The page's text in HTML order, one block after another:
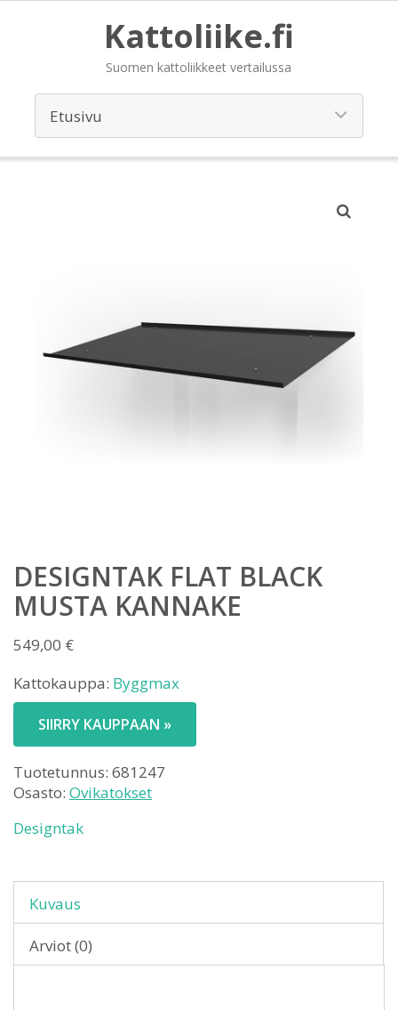
Kattoliike.fi
Suomen kattoliikkeet vertailussa
DESIGNTAK FLAT BLACK
MUSTA KANNAKE
549,00 €
Kattokauppa: Byggmax
SIIRRY KAUPPAAN »
Tuotetunnus: 681247
Osasto: Ovikatokset
Designtak
Kuvaus
Arviot (0)